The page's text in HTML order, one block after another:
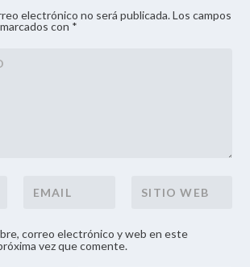
electrónico no será publicada. Los campos
con *
correo electrónico y web en este
vez que comente.